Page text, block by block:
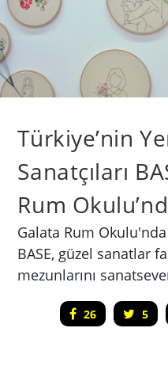
Türkiye’nin
Sanatçıları
Rum
Galata Rum
BASE, güzel sanatlar
mezunlarını
26 5